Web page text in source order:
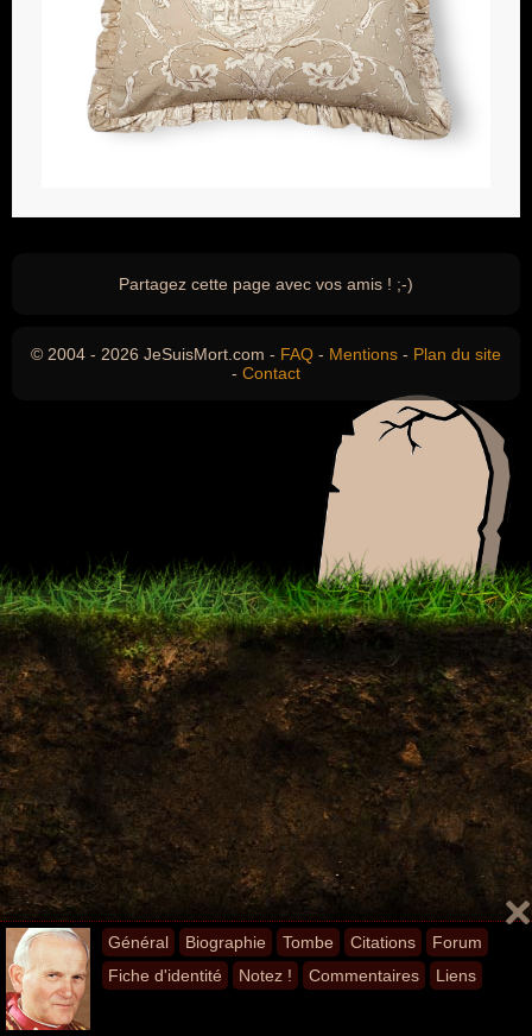
Général Biographie Tombe Citations
Forum
Fiche d'identité
Notez ! Commentaires Liens
Partagez cette page avec vos amis ! ;-)
© 2004 - 2026 JeSuisMort.com - FAQ - Mentions - Plan du site
- Contact